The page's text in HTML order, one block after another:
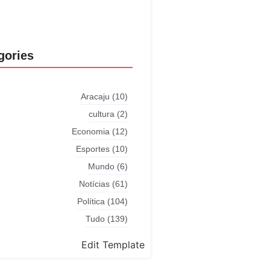
Aracaju (10)
cultura (2)
Economia (12)
Esportes (10)
Mundo (6)
Notícias (61)
Política (104)
Tudo (139)
Edit Template